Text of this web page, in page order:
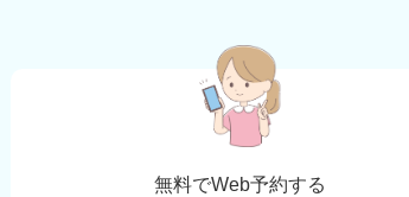
無料でWeb予約する